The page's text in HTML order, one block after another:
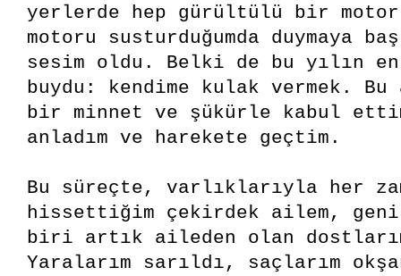
yerlerde hep gürültülü bir motor
motoru susturduğumda duymaya
sesim oldu. Belki de bu yılın en
buydu: kendime kulak vermek. Bu
bir minnet ve şükürle kabul
anladım ve harekete geçtim.
Bu süreçte, varlıklarıyla her
hissettiğim çekirdek ailem,
biri artık aileden olan
Yaralarım sarıldı, saçlarım